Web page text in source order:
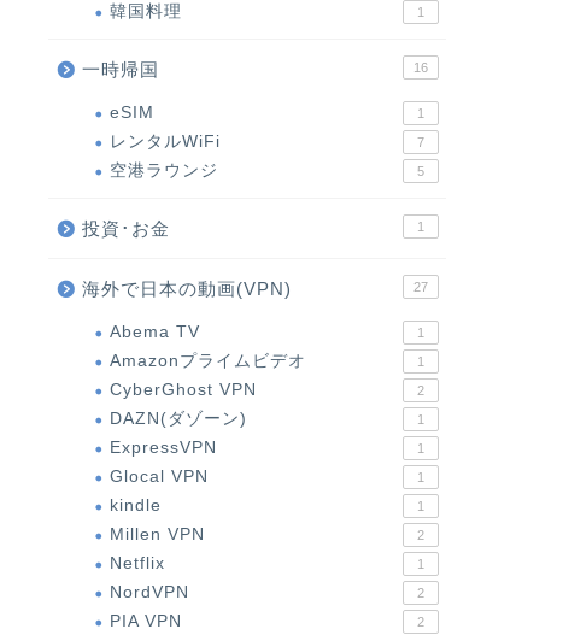
韓国料理 1
一時帰国 16
eSIM 1
レンタルWiFi 7
空港ラウンジ 5
投資･お金 1
海外で日本の動画(VPN) 27
Abema TV 1
Amazonプライムビデオ 1
CyberGhost VPN 2
DAZN(ダゾーン) 1
ExpressVPN 1
Glocal VPN 1
kindle 1
Millen VPN 2
Netflix 1
NordVPN 2
PIA VPN 2